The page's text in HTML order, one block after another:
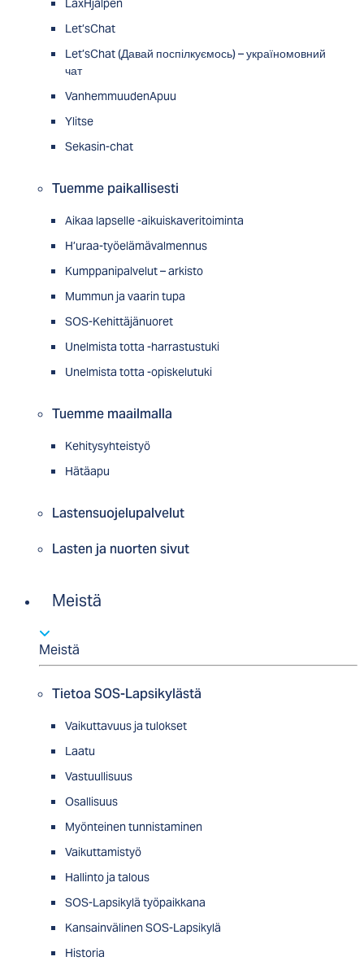
LäxHjälpen
Let’sChat
Let’sChat (Давай поспілкуємось) – україномовний
чат
VanhemmuudenApuu
Ylitse
Sekasin-chat
Tuemme paikallisesti
Aikaa lapselle -aikuiskaveritoiminta
H’uraa-työelämävalmennus
Kumppanipalvelut – arkisto
Mummun ja vaarin tupa
SOS-Kehittäjänuoret
Unelmista totta -harrastustuki
Unelmista totta -opiskelutuki
Tuemme maailmalla
Kehitysyhteistyö
Hätäapu
Lastensuojelupalvelut
Lasten ja nuorten sivut
Meistä
Meistä
Tietoa SOS-Lapsikylästä
Vaikuttavuus ja tulokset
Laatu
Vastuullisuus
Osallisuus
Myön­tei­nen tun­nis­ta­minen
Vaikuttamistyö
Hallinto ja talous
SOS-Lapsikylä työpaikkana
Kansainvälinen SOS-Lapsikylä
Historia